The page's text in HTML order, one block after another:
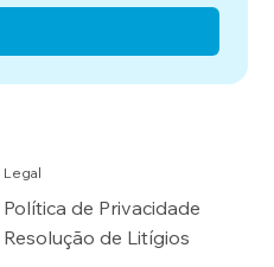
Legal
Política de Privacidade
Resolução de Litígios